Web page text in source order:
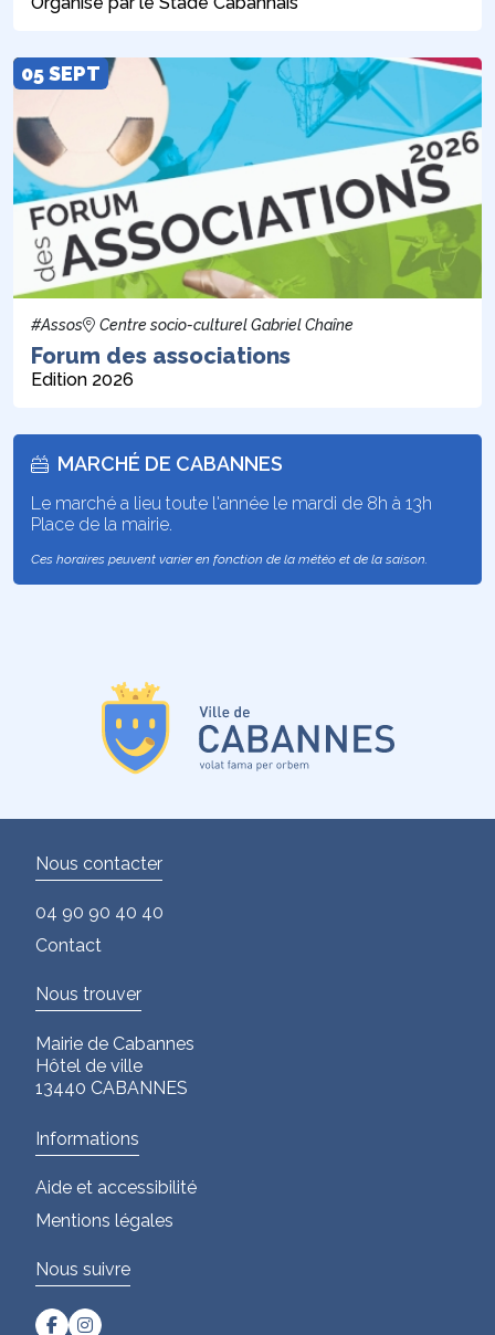
05 SEPT
#Assos Centre socio-culturel Gabriel Chaîne
Forum des associations
Edition 2026
MARCHÉ DE CABANNES
Le marché a lieu toute l'année le mardi de 8h à 13h
Place de la mairie.
Ces horaires peuvent varier en fonction de la météo et de la saison.
Nous contacter
04 90 90 40 40
Contact
Nous trouver
Mairie de Cabannes
Hôtel de ville
13440 CABANNES
Informations
Aide et accessibilité
Mentions légales
Nous suivre